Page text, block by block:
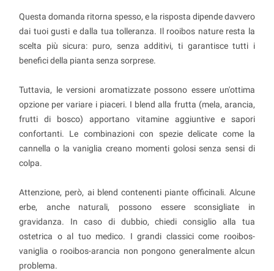
Questa domanda ritorna spesso, e la risposta dipende davvero
dai tuoi gusti e dalla tua tolleranza. Il rooibos nature resta la
scelta più sicura: puro, senza additivi, ti garantisce tutti i
benefici della pianta senza sorprese.
Tuttavia, le versioni aromatizzate possono essere un'ottima
opzione per variare i piaceri. I blend alla frutta (mela, arancia,
frutti di bosco) apportano vitamine aggiuntive e sapori
confortanti. Le combinazioni con spezie delicate come la
cannella o la vaniglia creano momenti golosi senza sensi di
colpa.
Attenzione, però, ai blend contenenti piante officinali. Alcune
erbe, anche naturali, possono essere sconsigliate in
gravidanza. In caso di dubbio, chiedi consiglio alla tua
ostetrica o al tuo medico. I grandi classici come rooibos-
vaniglia o rooibos-arancia non pongono generalmente alcun
problema.